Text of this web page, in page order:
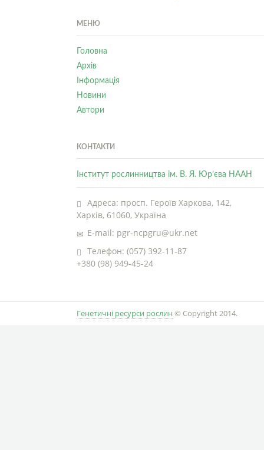
МЕНЮ
Головна
Архів
Інформація
Новини
Автори
КОНТАКТИ
Інститут рослинництва ім. В. Я. Юр’єва НААН
Адреса: просп. Героїв Харкова, 142,
Харків, 61060, Україна
E-mail: pgr-ncpgru@ukr.net
Телефон: (057) 392-11-87
+380 (98) 949-45-24
Генетичні ресурси рослин © Copyright 2014.